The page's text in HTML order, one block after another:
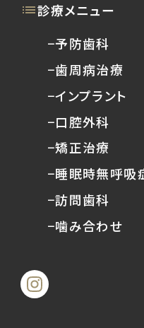
診療メニュー
−予防歯科
−歯周病治療
−インプラント
−口腔外科
−矯正治療
−睡眠時無呼吸
−訪問歯科
−噛み合わせ